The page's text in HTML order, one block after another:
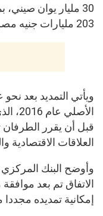
203 مليارات جنيه مصري.
ويأتي التمديد بعد
قبل أن يقرر
العلاقات الاقتصادية
وأوضح البنك
الاتفاق تم بعد
إمكانية تمديده